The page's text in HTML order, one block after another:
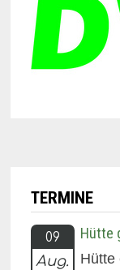
TERMINE
09
Aug.
Hütte
Hütte